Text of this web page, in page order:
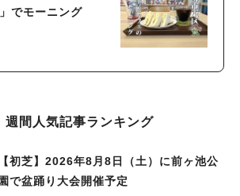
でモーニング
週間人気記事ランキング
【初芝】2026年8月8日（土）に前ヶ池公
園で盆踊り大会開催予定